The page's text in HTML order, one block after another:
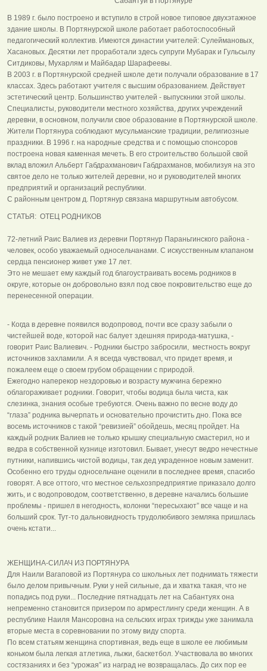
В 1989 г. было построено и вступило в строй новое типовое двухэтажное
здание школы. В Портянурской школе работает работоспособный
педагогический коллектив. Имеются династии учителей: Сулеймановых,
Хасановых. Десятки лет проработали здесь супруги Мубарак и Гульсылу
Ситдиковы, Мухарлям и Майбадар Шарафеевы.
В 2003 г. в Портянурской средней школе дети получали образование в 17
классах. Здесь работают учителя с высшим образованием. Действует
эстетический центр. Большинство учителей - выпускники этой школы.
Специалисты, руководители местного хозяйства, других учреждений
деревни, в основном, получили свое образование в Портянурской школе.
Жители Портянура соблюдают мусульманские традиции, религиозные
праздники. В 1996 г. на народные средства и с помощью спонсоров
построена новая каменная мечеть. В его строительство большой свой
вклад вложил Альберт Габдрахманович Габдрахманов, мобилизуя на это
святое дело не только жителей деревни, но и руководителей многих
предприятий и организаций республики.
С районным центром д. Портянур связана маршрутным автобусом.
СТАТЬЯ: ОТЕЦ РОДНИКОВ
72-летний Раис Валиев из деревни Портянур Параньгинского района -
человек, особо уважаемый односельчанами. С искусственным клапаном
сердца пенсионер живет уже 17 лет.
Это не мешает ему каждый год благоустраивать восемь родников в
округе, которые он добровольно взял под свое покровительство еще до
перенесенной операции.
- Когда в деревне появился водопровод, почти все сразу забыли о
чистейшей воде, которой нас балует здешняя природа-матушка, -
говорит Раис Валиевич. - Родники быстро забросили, местность вокруг
источников захламили. А я всегда чувствовал, что придет время, и
пожалеем еще о своем грубом обращении с природой.
Ежегодно наперекор нездоровью и возрасту мужчина бережно
облагораживает родники. Говорит, чтобы водица была чиста, как
слезинка, знания особые требуются. Очень важно по весне воду до
“глаза” родника вычерпать и основательно прочистить дно. Пока все
восемь источников с такой “ревизией” обойдешь, месяц пройдет. На
каждый родник Валиев не только крышку специальную смастерил, но и
ведра в собственной кузнице изготовил. Бывает, унесут ведро нечестные
путники, напившись чистой водицы, так дед украденное новым заменит.
Особенно его труды односельчане оценили в последнее время, спасибо
говорят. А все оттого, что местное сельхозпредприятие приказало долго
жить, и с водопроводом, соответственно, в деревне начались большие
проблемы - пришел в негодность, колонки “пересыхают” все чаще и на
больший срок. Тут-то дальновидность трудолюбивого земляка пришлась
очень кстати...
ЖЕНЩИНА-СИЛАЧ ИЗ ПОРТЯНУРА
Для Наили Вагаповой из Портянура со школьных лет поднимать тяжести
было делом привычным. Руки у ней сильные, да и хватка такая, что не
попадись под руки... Последние пятнадцать лет на Сабантуях она
непременно становится призером по армрестлингу среди женщин. А в
республике Наиля Мансоровна на сельских играх трижды уже занимала
вторые места в соревновании по этому виду спорта.
По всем статьям женщина спортивная, ведь еще в школе ее любимым
коньком была легкая атлетика, лыжи, баскетбол. Участвовала во многих
состязаниях и без “урожая” из наград не возвращалась. До сих пор ее